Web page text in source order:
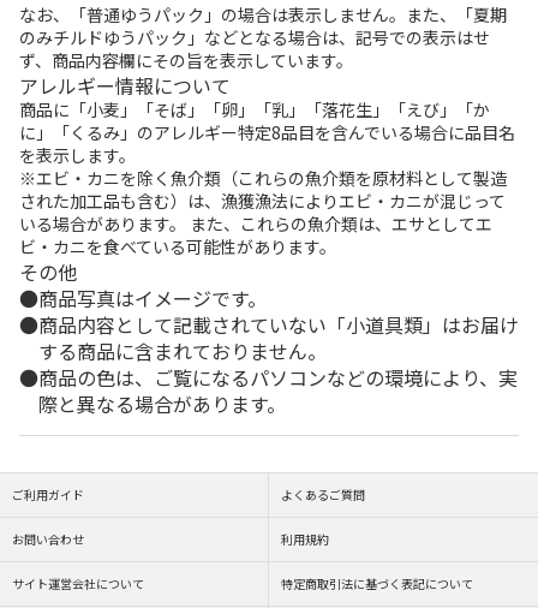
なお、「普通ゆうパック」の場合は表示しません。また、「夏期
のみチルドゆうパック」などとなる場合は、記号での表示はせ
ず、商品内容欄にその旨を表示しています。
アレルギー情報について
商品に「小麦」「そば」「卵」「乳」「落花生」「えび」「か
に」「くるみ」のアレルギー特定8品目を含んでいる場合に品目名
を表示します。
※エビ・カニを除く魚介類（これらの魚介類を原材料として製造
された加工品も含む）は、漁獲漁法によりエビ・カニが混じって
いる場合があります。 また、これらの魚介類は、エサとしてエ
ビ・カニを食べている可能性があります。
その他
商品写真はイメージです。
商品内容として記載されていない「小道具類」はお届け
する商品に含まれておりません。
商品の色は、ご覧になるパソコンなどの環境により、実
際と異なる場合があります。
ご利用ガイド よくあるご質問
お問い合わせ 利用規約
サイト運営会社について 特定商取引法に基づく表記について